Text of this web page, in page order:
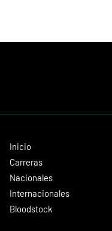
Inicio
Carreras
Nacionales
Internacionales
Bloodstock